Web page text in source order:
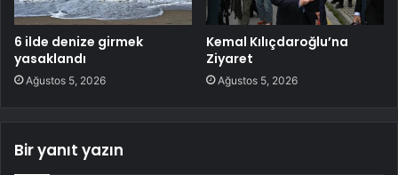
6 ilde denize girmek
yasaklandı
Ağustos 5, 2026
Kemal Kılıçdaroğlu’na
Ziyaret
Ağustos 5, 2026
Bir yanıt yazın